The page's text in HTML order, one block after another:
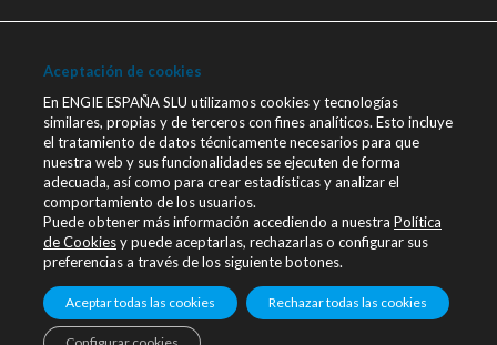
Aviso legal
Política de Privacidad
Política de cookies
Canal Ético
Únete a nosotros
Blog ENGIE
Sala de Prensa
engie.com
Aceptación de cookies
En ENGIE ESPAÑA SLU utilizamos cookies y tecnologías
similares, propias y de terceros con fines analíticos. Esto incluye
el tratamiento de datos técnicamente necesarios para que
nuestra web y sus funcionalidades se ejecuten de forma
adecuada, así como para crear estadísticas y analizar el
comportamiento de los usuarios.
Puede obtener más información accediendo a nuestra Política
de Cookiesy puede aceptarlas, rechazarlas o configurar sus
preferencias a través de los siguiente botones.
Aceptar todas las cookies Rechazar todas las cookies